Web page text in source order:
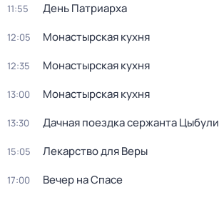
11:55 День Патриарха
12:05 Монастырская кухня
12:35 Монастырская кухня
13:00 Монастырская кухня
13:30 Дачная поездка сержанта Цыбули
15:05 Лекарство для Веры
17:00 Вечер на Спасе